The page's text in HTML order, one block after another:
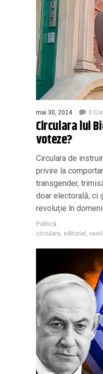
mai 30, 2024 0
Circulara lui
voteze?
Circulara de
privire la
transgender,
doar electorală, ci
revoluție în
Politică
circulara editorial